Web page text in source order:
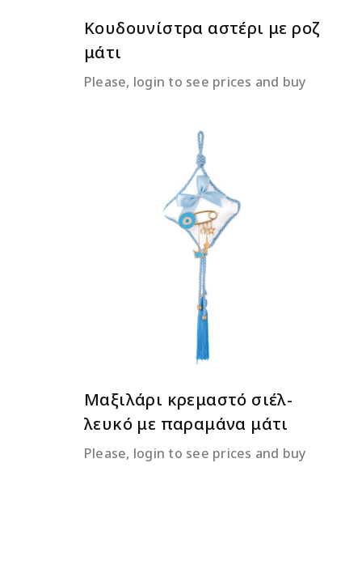
Κουδουνίστρα αστέρι με ροζ
μάτι
Please, login to see prices and buy
ΔΙΑΒΆΣΤΕ ΠΕΡΙΣΣΌΤΕΡΑ
Μαξιλάρι κρεμαστό σιέλ-
λευκό με παραμάνα μάτι
Please, login to see prices and buy